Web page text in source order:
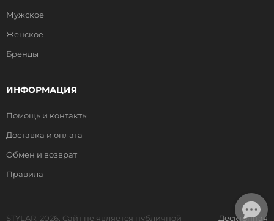
Мужское
Женское
Бренды
ИНФОРМАЦИЯ
Помощь и контакты
Доставка и оплата
Обмен и возврат
Правила
STYLAR, 2026. Сайт не является публичной Десктопная